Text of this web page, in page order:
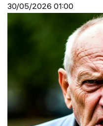
30/05/2026 01:00